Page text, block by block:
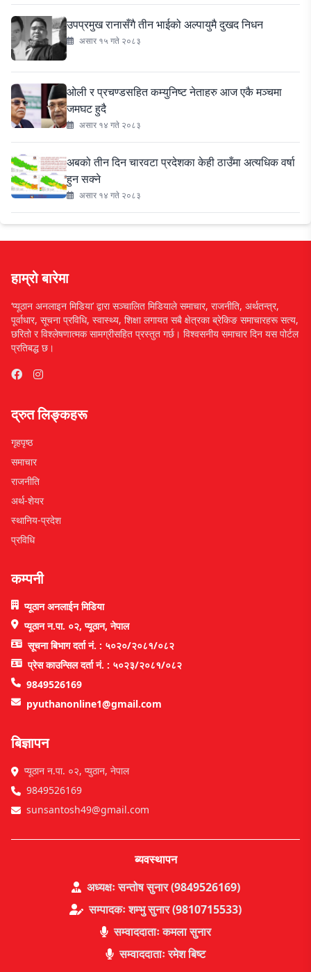
उपप्रमुख रानासँगै तीन भाईको अल्पायुमै दुखद निधन
असार १५ गते २०८३
ओली र प्रचण्डसहित कम्युनिष्ट नेताहरु आज एकै मञ्चमा
जमघट हुदै
असार १४ गते २०८३
अबको तीन दिन चारवटा प्रदेशका केही ठाउँमा अत्यधिक वर्षा
हुन सक्ने
असार १४ गते २०८३
हाम्रो बारेमा
‘प्यूठान अनलाइन मिडिया’ द्वारा सञ्चालित मिडियाले समाचार, राजनीति, अर्थतन्त्र,
पूर्वाधार, सूचना प्रविधि, स्वास्थ्य, शिक्षा लगायत सबै क्षेत्रका ब्रेकिङ समाचारहरू सत्य,
छरितो र विश्लेषणात्मक सामग्रीसहित प्रस्तुत गर्छ। विश्वसनीय समाचार दिन यस पोर्टल
प्रतिबद्ध छ।
द्रुत लिङ्कहरू
गृहपृष्ठ
समाचार
राजनीति
अर्थ-शेयर
स्थानिय-प्रदेश
प्रविधि
कम्पनी
प्यूठान अनलाईन मिडिया
प्यूठान न.पा. ०२, प्यूठान, नेपाल
सूचना बिभाग दर्ता नं. : ५०२०/२०८१/०८२
प्रेस काउन्सिल दर्ता नं. : ५०२३/२०८१/०८२
9849526169
pyuthanonline1@gmail.com
बिज्ञापन
प्यूठान न.पा. ०२, प्युठान, नेपाल
9849526169
sunsantosh49@gmail.com
ब्यवस्थापन
अध्यक्षः सन्तोष सुनार (9849526169)
सम्पादकः शम्भु सुनार (9810715533)
सम्वाददाताः कमला सुनार
सम्वाददाताः रमेश बिष्ट